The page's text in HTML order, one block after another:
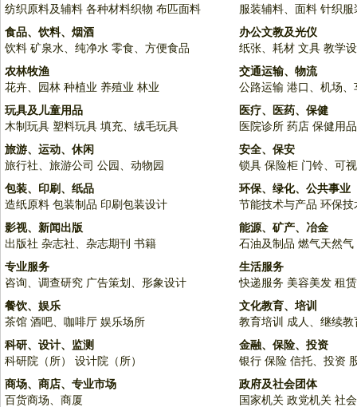
纺织原料及辅料 各种材料织物 布匹面料
服装辅料、面料 针织服
食品、饮料、烟酒
饮料 矿泉水、纯净水 零食、方便食品
办公文教及光仪
纸张、耗材 文具 教学
农林牧渔
花卉、园林 种植业 养殖业 林业
交通运输、物流
公路运输 港口、机场、
玩具及儿童用品
木制玩具 塑料玩具 填充、绒毛玩具
医疗、医药、保健
医院诊所 药店 保健用品
旅游、运动、休闲
旅行社、旅游公司 公园、动物园
安全、保安
锁具 保险柜 门铃、可
包装、印刷、纸品
造纸原料 包装制品 印刷包装设计
环保、绿化、公共事业
节能技术与产品 环保技
影视、新闻出版
出版社 杂志社、杂志期刊 书籍
能源、矿产、冶金
石油及制品 燃气天然气
专业服务
咨询、调查研究 广告策划、形象设计
生活服务
快递服务 美容美发 租
餐饮、娱乐
茶馆 酒吧、咖啡厅 娱乐场所
文化教育、培训
教育培训 成人、继续教
科研、设计、监测
科研院（所）
设计院（所）
金融、保险、投资
银行 保险 信托、投资
商场、商店、专业市场
百货商场、商厦
政府及社会团体
国家机关 政党机关 社